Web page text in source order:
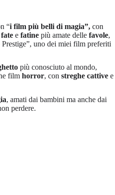
“i film più belli di magia”, con
fate e fatine più amate delle favole,
uno dei miei film preferiti
più conosciuto al mondo,
film horror, con streghe cattive e
, amati dai bambini ma anche dai
perdere.